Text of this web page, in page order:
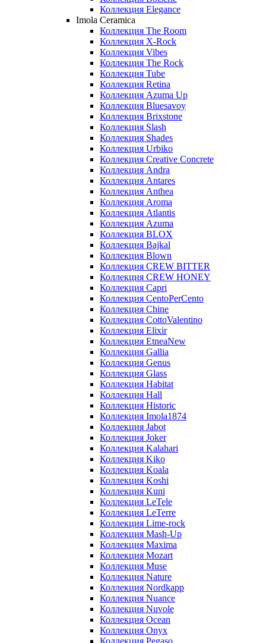
Коллекция Elegance
Imola Ceramica
Коллекция The Room
Коллекция X-Rock
Коллекция Vibes
Коллекция The Rock
Коллекция Tube
Коллекция Retina
Коллекция Azuma Up
Коллекция Bluesavoy
Коллекция Brixstone
Коллекция Slash
Коллекция Shades
Коллекция Urbiko
Коллекция Creative Concrete
Коллекция Andra
Коллекция Antares
Коллекция Anthea
Коллекция Aroma
Коллекция Atlantis
Коллекция Azuma
Коллекция BLOX
Коллекция Bajkal
Коллекция Blown
Коллекция CREW BITTER
Коллекция CREW HONEY
Коллекция Capri
Коллекция CentoPerCento
Коллекция Chine
Коллекция CottoValentino
Коллекция Elixir
Коллекция EtneaNew
Коллекция Gallia
Коллекция Genus
Коллекция Glass
Коллекция Habitat
Коллекция Hall
Коллекция Historic
Коллекция Imola1874
Коллекция Jabot
Коллекция Joker
Коллекция Kalahari
Коллекция Kiko
Коллекция Koala
Коллекция Koshi
Коллекция Kuni
Коллекция LeTele
Коллекция LeTerre
Коллекция Lime-rock
Коллекция Mash-Up
Коллекция Maxima
Коллекция Mozart
Коллекция Muse
Коллекция Nature
Коллекция Nordkapp
Коллекция Nuance
Коллекция Nuvole
Коллекция Ocean
Коллекция Onyx
Коллекция Pegaso